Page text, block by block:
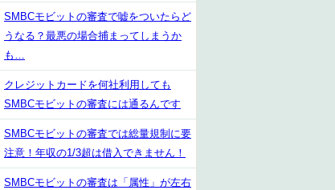
SMBCモビットの審査で嘘をついたらど
うなる？最悪の場合捕まってしまうか
も…
クレジットカードを何社利用しても
SMBCモビットの審査には通るんです
SMBCモビットの審査では総量規制に要
注意！年収の1/3超は借入できません！
SMBCモビットの審査は「属性」が左右